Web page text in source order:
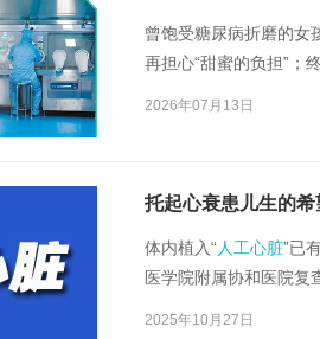
曾饱受糖尿病折磨的女
再担心“甜蜜的负担”；
2026年07月13日
托起心衰患儿生的希
体内植入“ 人工心脏”已
医学院附属协和医院
2025年10月27日